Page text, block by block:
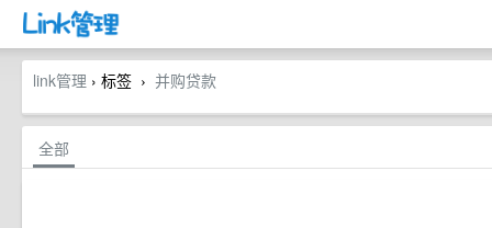
link管理 › 标签 › 并购贷款
全部